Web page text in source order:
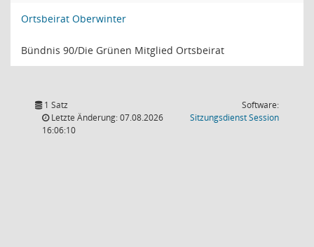
Ortsbeirat Oberwinter
Bündnis 90/Die Grünen Mitglied Ortsbeirat
1 Satz
Letzte Änderung: 07.08.2026
16:06:10
Software:
SitzungsdienstSession(Wird in